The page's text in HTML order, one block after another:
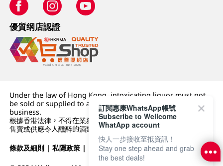
優質纲店認證
Under the law of Hong Kong, intoxicating liquor must not
be sold or supplied to a minor (under 18) in the course of
business.
根據香港法律，不得在業務過程中，向未成年人 (18 歲以下人士)
售賣或供應令人醺醉的酒類。
條款及細則 |私隱政策 | DFI零售集團
訂閱惠康WhatsApp帳號
Subscribe to Wellcome
WhatApp account
快人一步接收至抵資訊！
Stay one step ahead and grab
the best deals!